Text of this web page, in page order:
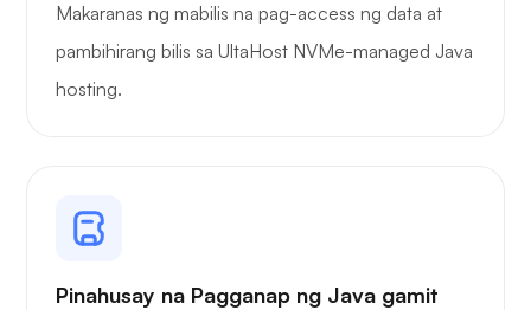
Makaranas ng mabilis na pag-access ng data at
pambihirang bilis sa UltaHost NVMe-managed Java
hosting.
Pinahusay na Pagganap ng Java gamit